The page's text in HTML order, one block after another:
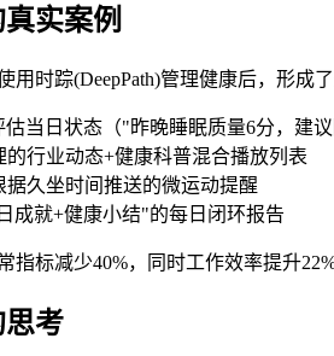
实案例
用时踪(DeepPath)管理健康后，形成
当日状态（"昨晚睡眠质量6分，建
行业动态+健康科普混合播放列表
久坐时间推送的微运动提醒
成就+健康小结"的每日闭环报告
指标减少40%，同时工作效率提升
思考